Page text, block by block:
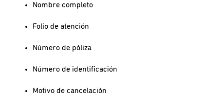
Nombre completo
Folio de atención
Número de póliza
Número de identificación
Motivo de cancelación